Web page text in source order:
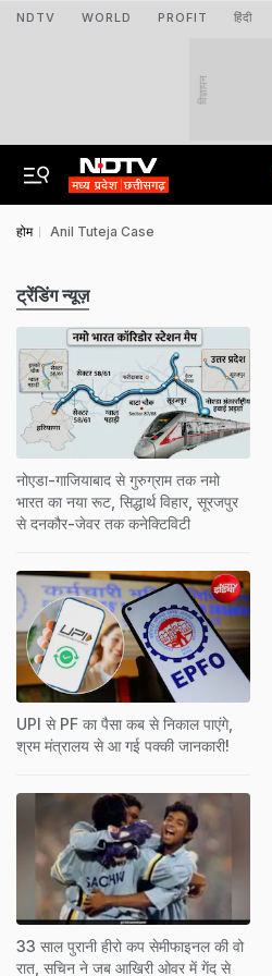
NDTV WORLD PROFIT हिंदी
विज्ञापन
होम Anil Tuteja Case
ट्रेंडिंग न्यूज़
नोएडा-गाजियाबाद से गुरुग्राम तक नमो
भारत का नया रूट, सिद्धार्थ विहार, सूरजपुर
से दनकौर-जेवर तक कनेक्टिविटी
UPI से PF का पैसा कब से निकाल पाएंगे,
श्रम मंत्रालय से आ गई पक्‍की जानकारी!
33 साल पुरानी हीरो कप सेमीफाइनल की वो
रात, सचिन ने जब आखिरी ओवर में गेंद से